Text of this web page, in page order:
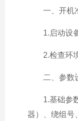
一、开机
1.启动设备
2.检查环境
二、参数
1.基础参数
器）、绕组号